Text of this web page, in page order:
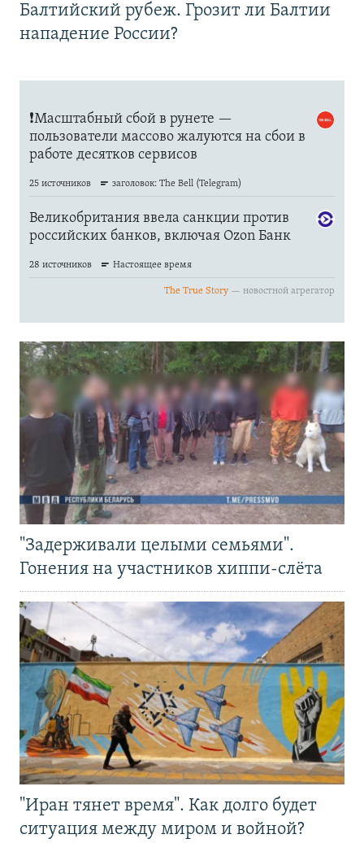
Балтийский рубеж. Грозит ли Балтии
нападение России?
"Задерживали целыми семьями".
Гонения на участников хиппи-слёта
"Иран тянет время". Как долго будет
ситуация между миром и войной?